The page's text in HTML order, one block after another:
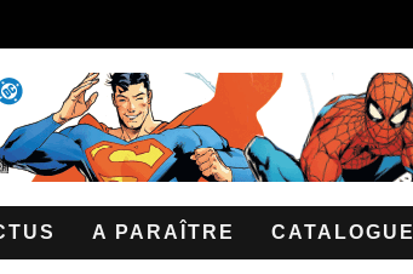
A PARAÎTRE CATALOGUE